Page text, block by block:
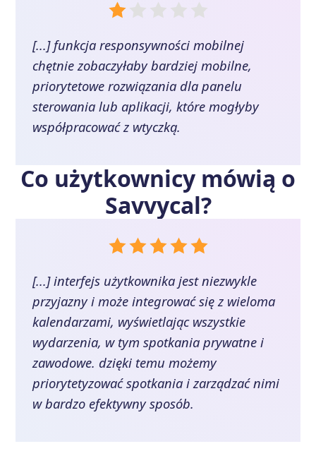
[...] funkcja responsywności mobilnej
chętnie zobaczyłaby bardziej mobilne,
priorytetowe rozwiązania dla panelu
sterowania lub aplikacji, które mogłyby
współpracować z wtyczką.
Co użytkownicy mówią o
Savvycal?
[...] interfejs użytkownika jest niezwykle
przyjazny i może integrować się z wieloma
kalendarzami, wyświetlając wszystkie
wydarzenia, w tym spotkania prywatne i
zawodowe. dzięki temu możemy
priorytetyzować spotkania i zarządzać nimi
w bardzo efektywny sposób.